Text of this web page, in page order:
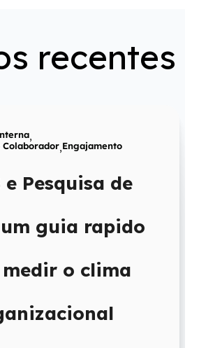
recentes
,
Colaborador,Engajamento
e Pesquisa de
um guia rapido
o clima